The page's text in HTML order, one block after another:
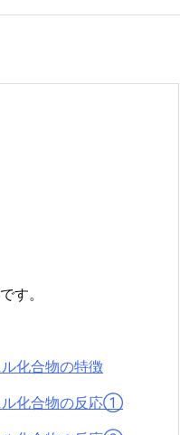
す。
化合物の特徴
化合物の反応①